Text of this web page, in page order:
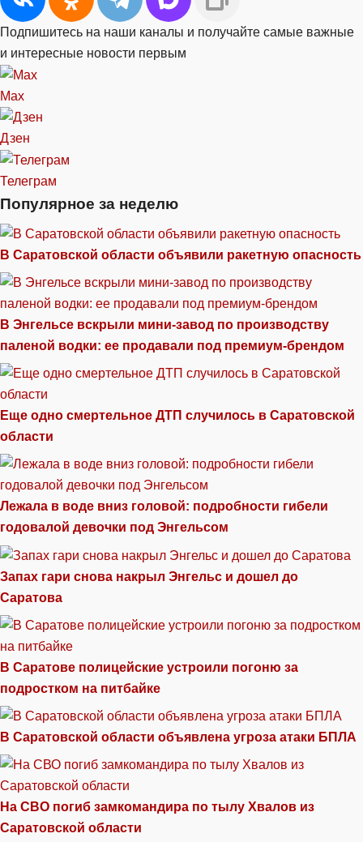
Подпишитесь на наши каналы и получайте самые важные
и интересные новости первым
Max
Дзен
Телеграм
Популярное за неделю
В Саратовской области объявили ракетную опасность
В Энгельсе вскрыли мини-завод по производству
паленой водки: ее продавали под премиум-брендом
Еще одно смертельное ДТП случилось в Саратовской
области
Лежала в воде вниз головой: подробности гибели
годовалой девочки под Энгельсом
Запах гари снова накрыл Энгельс и дошел до
Саратова
В Саратове полицейские устроили погоню за
подростком на питбайке
В Саратовской области объявлена угроза атаки БПЛА
На СВО погиб замкомандира по тылу Хвалов из
Саратовской области